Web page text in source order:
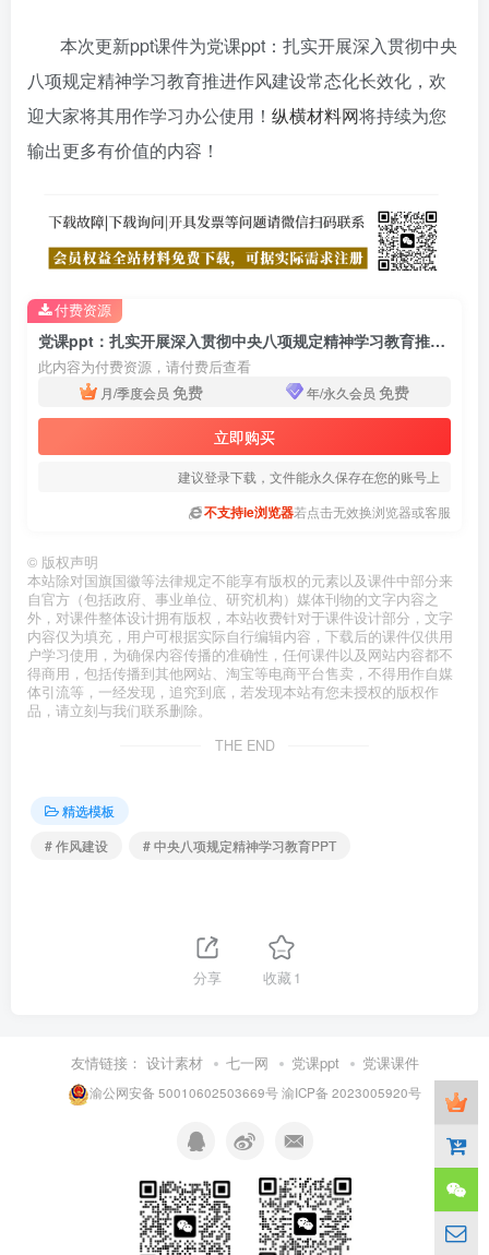
本次更新ppt课件为党课ppt：扎实开展深入贯彻中央
八项规定精神学习教育推进作风建设常态化长效化，欢
迎大家将其用作学习办公使用！ 纵横材料网将持续为您
输出更多有价值的内容！
党课ppt：扎实开展深入贯彻中央八项规定精神学习教育推进作风建设常态化长效化
此内容为付费资源，请付费后查看
月/季度会员 免费 年/永久会员 免费
立即购买
建议登录下载，文件能永久保存在您的账号上
不支持ie浏览器若点击无效换浏览器或客服
付费资源
© 版权声明
本站除对国旗国徽等法律规定不能享有版权的元素以及课件中部分来
自官方（包括政府、事业单位、研究机构）媒体刊物的文字内容之
外，对课件整体设计拥有版权，本站收费针对于课件设计部分，文字
内容仅为填充，用户可根据实际自行编辑内容，下载后的课件仅供用
户学习使用，为确保内容传播的准确性，任何课件以及网站内容都不
得商用，包括传播到其他网站、淘宝等电商平台售卖，不得用作自媒
体引流等，一经发现，追究到底，若发现本站有您未授权的版权作
品，请立刻与我们联系删除。
THE END
精选模板
# 作风建设
# 中央八项规定精神学习教育PPT
分享 收藏1
友情链接： 设计素材 七一网 党课ppt 党课课件
渝公网安备 50010602503669号渝ICP备 2023005920号